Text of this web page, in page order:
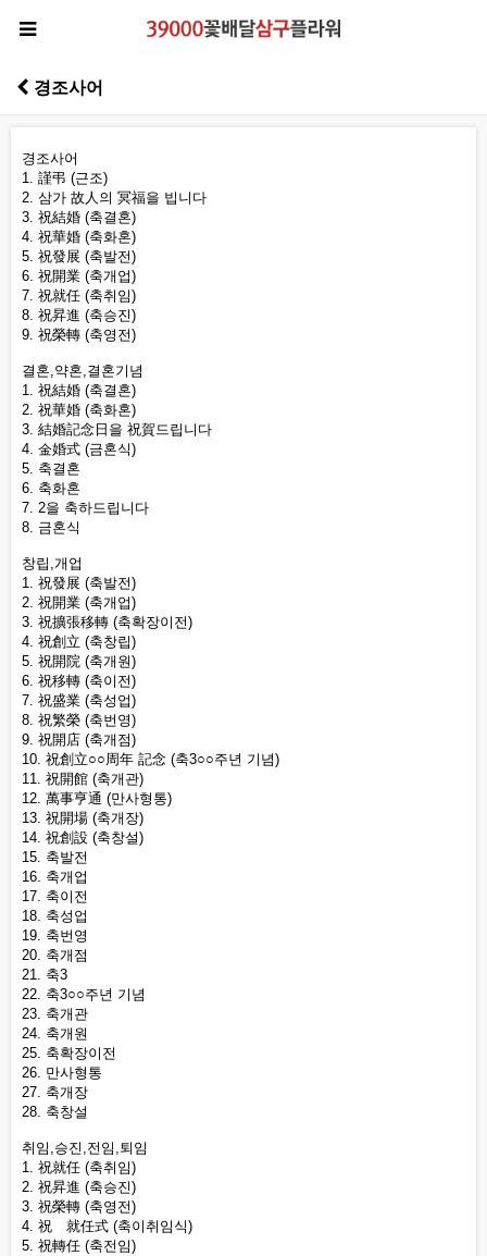
경조사어
경조사어
1. 謹弔 (근조)
2. 삼가 故人의 冥福을 빕니다
3. 祝結婚 (축결혼)
4. 祝華婚 (축화혼)
5. 祝發展 (축발전)
6. 祝開業 (축개업)
7. 祝就任 (축취임)
8. 祝昇進 (축승진)
9. 祝榮轉 (축영전)
결혼,약혼,결혼기념
1. 祝結婚 (축결혼)
2. 祝華婚 (축화혼)
3. 結婚記念日을 祝賀드립니다
4. 金婚式 (금혼식)
5. 축결혼
6. 축화혼
7. 2을 축하드립니다
8. 금혼식
창립,개업
1. 祝發展 (축발전)
2. 祝開業 (축개업)
3. 祝擴張移轉 (축확장이전)
4. 祝創立 (축창립)
5. 祝開院 (축개원)
6. 祝移轉 (축이전)
7. 祝盛業 (축성업)
8. 祝繁榮 (축번영)
9. 祝開店 (축개점)
10. 祝創立○○周年 記念 (축3○○주년 기념)
11. 祝開館 (축개관)
12. 萬事亨通 (만사형통)
13. 祝開場 (축개장)
14. 祝創設 (축창설)
15. 축발전
16. 축개업
17. 축이전
18. 축성업
19. 축번영
20. 축개점
21. 축3
22. 축3○○주년 기념
23. 축개관
24. 축개원
25. 축확장이전
26. 만사형통
27. 축개장
28. 축창설
취임,승진,전임,퇴임
1. 祝就任 (축취임)
2. 祝昇進 (축승진)
3. 祝榮轉 (축영전)
4. 祝離就任式 (축이취임식)
5. 祝轉任 (축전임)